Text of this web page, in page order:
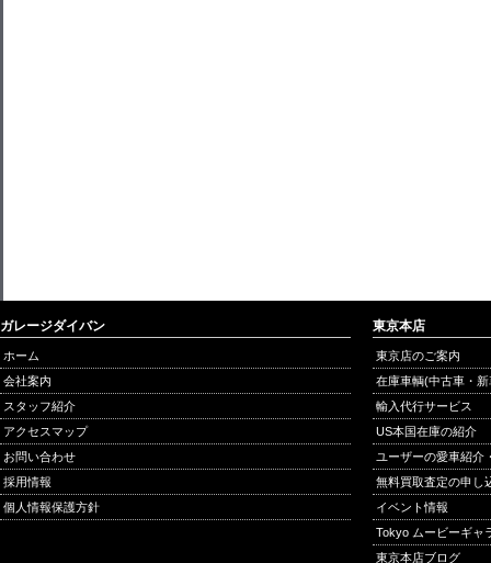
ガレージダイバン
ホーム
会社案内
スタッフ紹介
アクセスマップ
お問い合わせ
採用情報
個人情報保護方針
東京本店
東京店のご案内
在庫車輌(中古車・
輸入代行サービス
US本国在庫の紹介
ユーザーの愛車紹介
無料買取査定の申し
イベント情報
Tokyo ムービーギャ
東京本店ブログ